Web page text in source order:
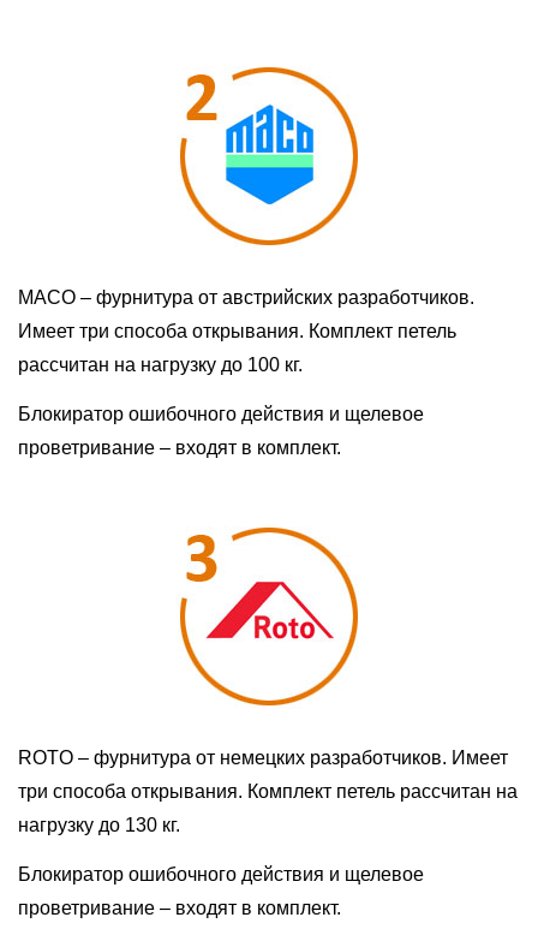
МАСО – фурнитура от австрийских разработчиков.
Имеет три способа открывания. Комплект петель
рассчитан на нагрузку до 100 кг.
Блокиратор ошибочного действия и щелевое
проветривание – входят в комплект.
ROTO – фурнитура от немецких разработчиков. Имеет
три способа открывания. Комплект петель рассчитан на
нагрузку до 130 кг.
Блокиратор ошибочного действия и щелевое
проветривание – входят в комплект.